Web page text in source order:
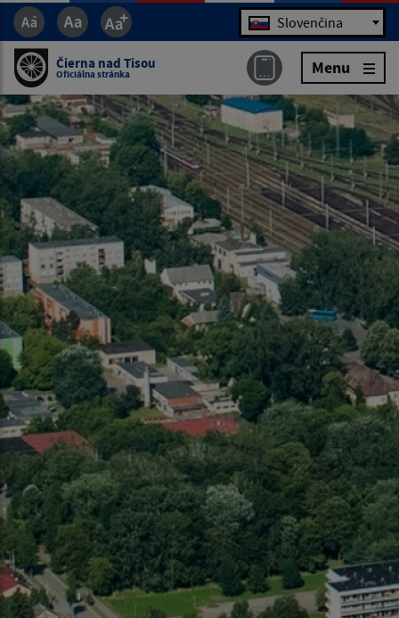
Jazyk Slovenčina
Čierna nad Tisou
Oficiálna stránka Menu